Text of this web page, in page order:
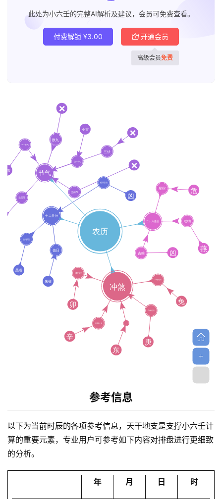
黄
历
此处为小六壬的完整AI解析及建议，会员可免费查看。
付费解锁 ¥3.00 开通会员
高级会员免费
参考信息
以下为当前时辰的各项参考信息，天干地支是支撑小六壬计
算的重要元素，专业用户可参考如下内容对排盘进行更细致
的分析。
年 月 日 时